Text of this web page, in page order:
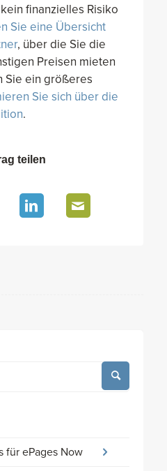
finanzielles Risiko
Sie eine Übersicht
, über die Sie die
Preisen mieten
Sie ein größeres
Sie sich über die
.
teilen
für ePages Now